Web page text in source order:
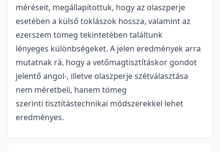
méréseit, megállapítottuk, hogy az olaszperje
esetében a külső toklászok hossza, valamint az
ezerszem tömeg tekintetében találtunk
lényeges különbségeket. A jelen eredmények arra
mutatnak rá, hogy a vetőmagtisztításkor gondot
jelentő angol-, illetve olaszperje szétválasztása
nem méretbeli, hanem tömeg
szerinti tisztítástechnikai módszerekkel lehet
eredményes.